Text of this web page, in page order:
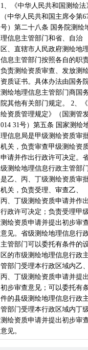
1、《中华人民共和国测绘法
（中华人民共和国主席令第
号）第二十八条 国务院测绘
理信息主管部门和省、自治
区、直辖市人民政府测绘地
信息主管部门按照各自的职
负责测绘资质审查、发放测
资质证书。具体办法由国务
测绘地理信息主管部门商国
院其他有关部门规定。 2、《
绘资质管理规定》（国测管
014 31号）第五条 国家测绘
理信息局是甲级测绘资质审
机关，负责审查甲级测绘资
申请并作出行政许可决定。
级测绘地理信息行政主管部门
是乙、丙、丁级测绘资质审
机关，负责受理、审查乙、
丙、丁级测绘资质申请并作出
行政许可决定；负责受理甲
测绘资质申请并提出初步审
意见。省级测绘地理信息行
主管部门可以委托有条件的
区的市级测绘地理信息行政
管部门受理本行政区域内乙、
丙、丁级测绘资质申请并提出
初步审查意见；可以委托有
件的县级测绘地理信息行政
管部门受理本行政区域内丁
测绘资质申请并提出初步审
意见。